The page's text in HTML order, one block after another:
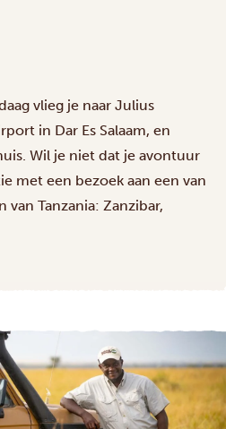
vlieg je naar Julius
in Dar Es Salaam, en
Wil je niet dat je avontuur
met een bezoek aan een van
van Tanzania: Zanzibar,